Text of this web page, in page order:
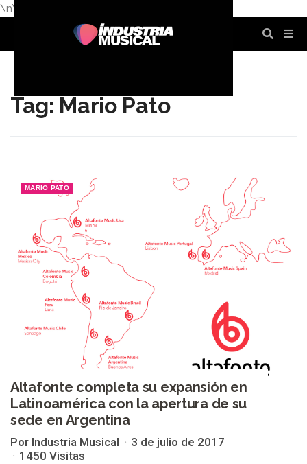
\n\n
Tag: Mario Pato
MARIO PATO
Altafonte completa su expansión en
Latinoamérica con la apertura de su
sede en Argentina
Por Industria Musical
3 de julio de 2017
1450 Visitas